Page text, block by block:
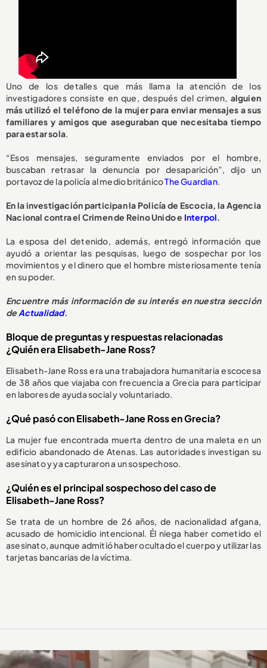
Uno de los detalles que más llama la atención de los
investigadores consiste en que, después del crimen, alguien
más utilizó el teléfono de la mujer para enviar mensajes a sus
familiares y amigos que aseguraban que necesitaba tiempo
para estar sola.
“Esos mensajes, seguramente enviados por el hombre,
buscaban retrasar la denuncia por desaparición”, dijo un
portavoz de la policía al medio británicoThe Guardian.
En la investigación participan la Policía de Escocia, la Agencia
Nacional contra el Crimen de Reino Unido e Interpol.
La esposa del detenido, además, entregó información que
ayudó a orientar las pesquisas, luego de sospechar por los
movimientos y el dinero que el hombre misteriosamente tenía
en su poder.
Encuentre más información de su interés en nuestra sección
deActualidad.
Bloque de preguntas y respuestas relacionadas
¿Quién era Elisabeth-Jane Ross?
Elisabeth-Jane Ross era una trabajadora humanitaria escocesa
de 38 años que viajaba con frecuencia a Grecia para participar
en labores de ayuda social y voluntariado.
¿Qué pasó con Elisabeth-Jane Ross en Grecia?
La mujer fue encontrada muerta dentro de una maleta en un
edificio abandonado de Atenas. Las autoridades investigan su
asesinato y ya capturaron a un sospechoso.
¿Quién es el principal sospechoso del caso de
Elisabeth-Jane Ross?
Se trata de un hombre de 26 años, de nacionalidad afgana,
acusado de homicidio intencional. Él niega haber cometido el
asesinato, aunque admitió haber ocultado el cuerpo y utilizar las
tarjetas bancarias de la víctima.